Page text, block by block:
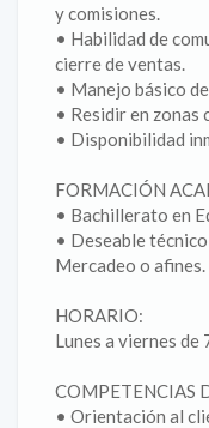
y comisiones.
• Habilidad de
cierre de ventas.
• Manejo básico
• Residir en zonas
• Disponibilidad
FORMACIÓN
• Bachillerato en
• Deseable
Mercadeo o afines.
HORARIO:
Lunes a viernes de
COMPETENCIAS
• Orientación al